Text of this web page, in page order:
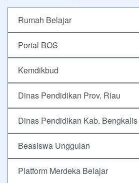
Rumah Belajar
Portal BOS
Kemdikbud
Dinas Pendidikan Prov. Riau
Dinas Pendidikan Kab. Bengkalis
Beasiswa Unggulan
Platform Merdeka Belajar